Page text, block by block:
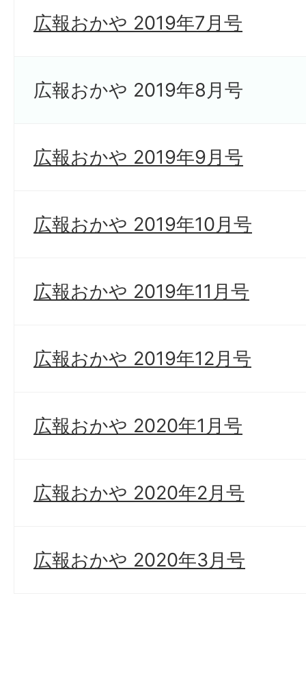
広報おかや 2019年7月号
広報おかや 2019年8月号
広報おかや 2019年9月号
広報おかや 2019年10月号
広報おかや 2019年11月号
広報おかや 2019年12月号
広報おかや 2020年1月号
広報おかや 2020年2月号
広報おかや 2020年3月号